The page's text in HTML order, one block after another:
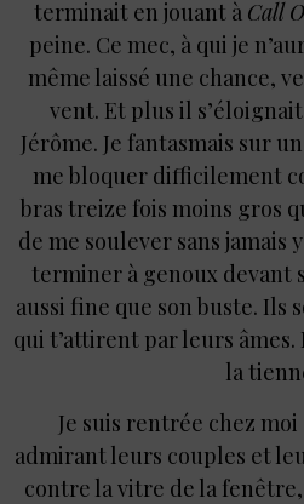
terminait en jouant à Call
peine. Ce mec, à qui je
même laissé une chance,
vent. Et plus il
Jérôme. Je fantasmais sur
me bloquer difficilement
bras treize fois moins gros
de me soulever sans jamais
terminer à genoux devant
aussi fine que son buste. Ils
qui t’attirent par leurs
la
Je suis rentrée chez
admirant leurs couples et
contre la vitre de la